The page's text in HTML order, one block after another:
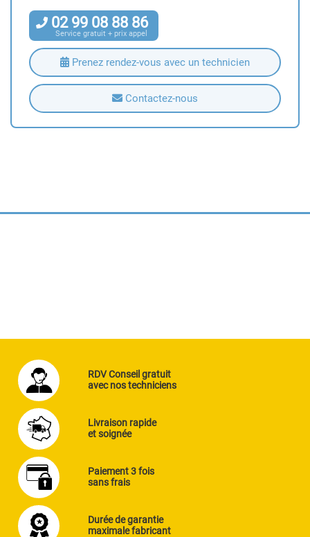
02 99 08 88 86
Service gratuit + prix appel
Prenez rendez-vous avec un technicien
Contactez-nous
RDV Conseil gratuit
avec nos techniciens
Livraison rapide
et soignée
Paiement 3 fois
sans frais
Durée de garantie
maximale fabricant